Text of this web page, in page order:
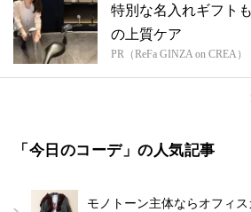
特別な名入れギフト
の上質ケア
PR（ReFa GINZA on CREA）
「今日のコーデ」の人気記事
モノトーン主体ならオフィ